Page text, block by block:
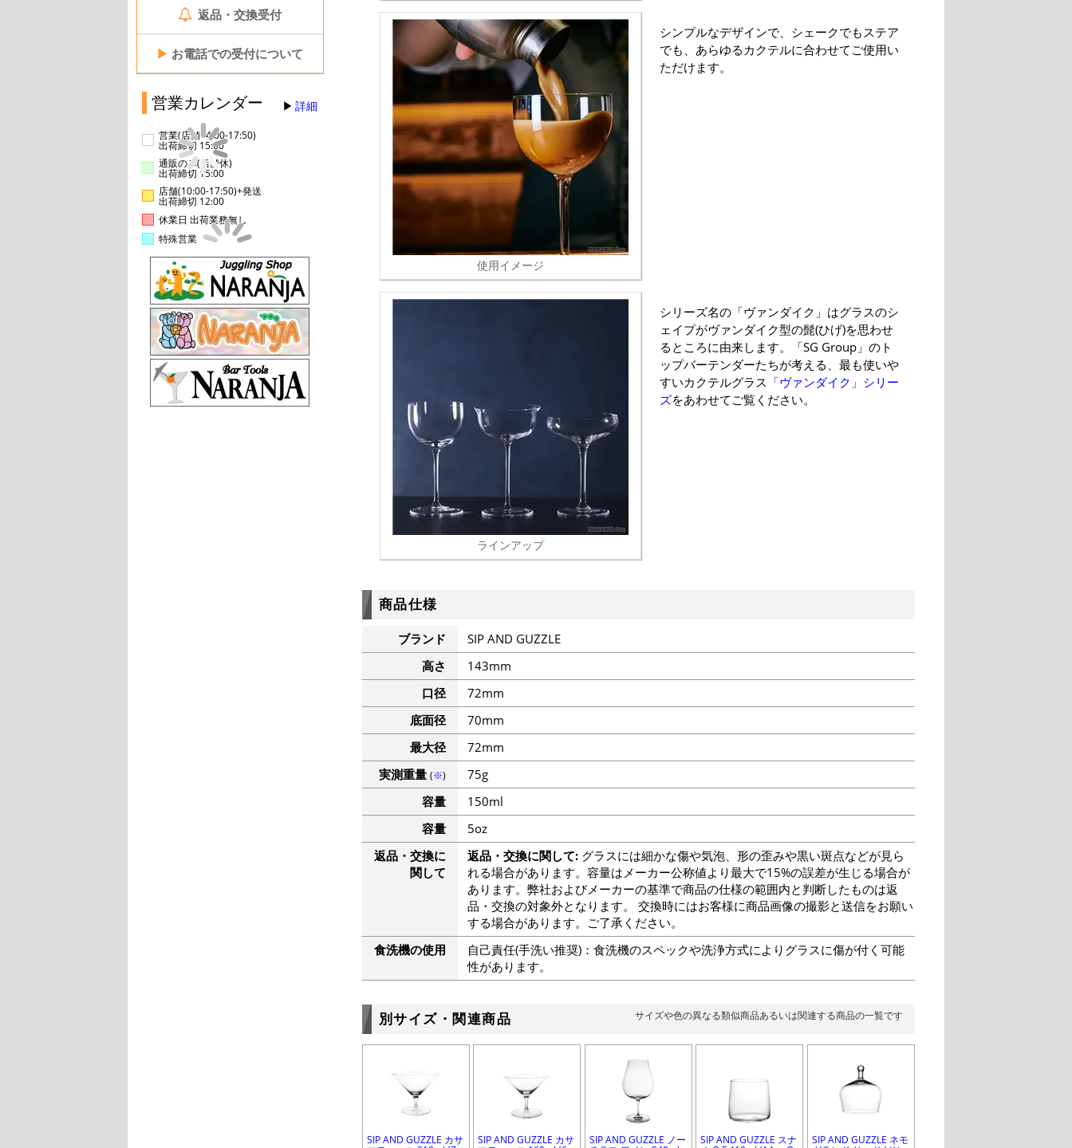
返品・交換受付
▶ お電話での受付について
営業カレンダー 詳細
営業(店舗14:00-17:50)
出荷締切 15:00
通販のみ(店舗休)
出荷締切 15:00
店舗(10:00-17:50)+発送
出荷締切 12:00
休業日 出荷業務無し
特殊営業
使用イメージ
シンプルなデザインで、シェークでもステア
でも、あらゆるカクテルに合わせてご使用い
ただけます。
ラインアップ
シリーズ名の「ヴァンダイク」はグラスのシ
ェイプがヴァンダイク型の髭(ひげ)を思わせ
るところに由来します。「SG Group」のト
ップバーテンダーたちが考える、最も使いや
すいカクテルグラス 「ヴァンダイク」シリー
ズをあわせてご覧ください。
商品仕様
ブランド
SIP AND GUZZLE
高さ
143mm
口径
72mm
底面径
70mm
最大径
72mm
実測重量 (※)
75g
容量
150ml
容量
5oz
返品・交換に
関して
返品・交換に関して:グラスには細かな傷や気泡、形の歪みや黒い斑点などが見ら
れる場合があります。容量はメーカー公称値より最大で15%の誤差が生じる場合が
あります。弊社およびメーカーの基準で商品の仕様の範囲内と判断したものは返
品・交換の対象外となります。 交換時にはお客様に商品画像の撮影と送信をお願い
する場合があります。ご了承ください。
食洗機の使用
自己責任(手洗い推奨)：食洗機のスペックや洗浄方式によりグラスに傷が付く可能
性があります。
別サイズ・関連商品 サイズや色の異なる類似商品あるいは関連する商品の一覧です
SIP AND GUZZLE カサ SIP AND GUZZLE カサ SIP AND GUZZLE ノー SIP AND GUZZLE スナ SIP AND GUZZLE ネモ